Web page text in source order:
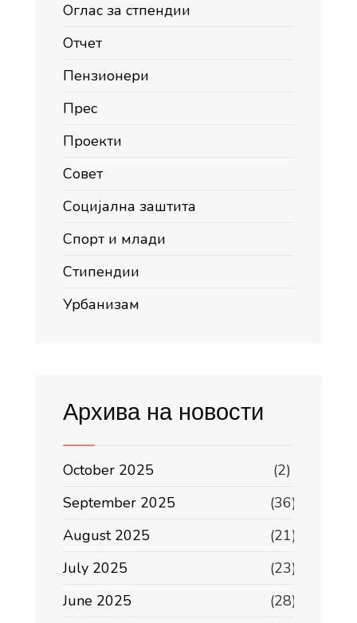
Оглас за стпендии
Отчет
Пензионери
Прес
Проекти
Совет
Социјална заштита
Спорт и млади
Стипендии
Урбанизам
Архива на новости
October 2025
(2)
September 2025
(36)
August 2025
(21)
July 2025
(23)
June 2025
(28)